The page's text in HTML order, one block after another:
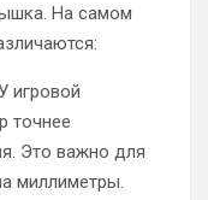
На самом
игровой
точнее
Это важно для
миллиметры.